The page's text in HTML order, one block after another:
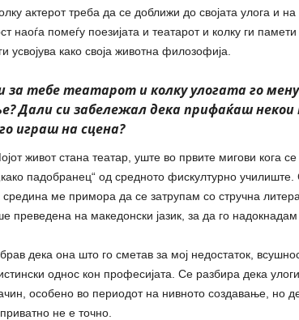
актерот треба да се доближи до својата улога и на
наоѓа помеѓу поезијата и театарот и колку ги
усвојува како своја животна филозофија.
за тебе театарот и колку улогата го
Дали си забележал дека прифаќаш
играш на сцена?
живот стана театар, уште во првите мигови кога
падобранец“ од средното фискултурно
средина ме примора да се затрупам со стручна
преведена на македонски јазик, за да го
дека она што го сметав за мој недостаток,
однос кон професијата. Се разбира дека
особено во периодот на нивното создавање, но
не е точно.